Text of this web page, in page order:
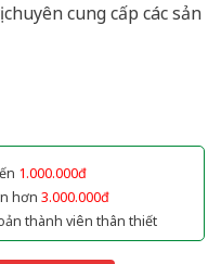
chuyên cung cấp các sản
1.000.000đ
hơn 3.000.000đ
thành viên thân thiết